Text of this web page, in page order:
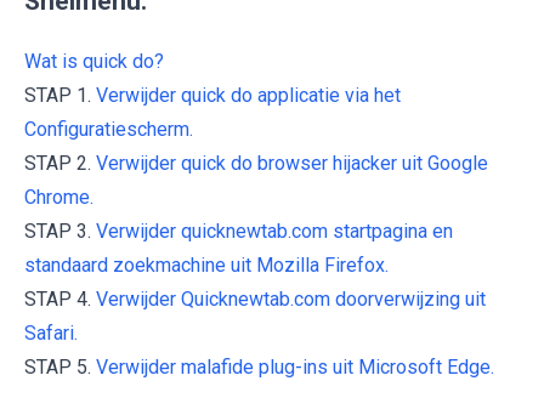
Wat is quick do?
STAP 1. Verwijder quick do applicatie via het
Configuratiescherm.
STAP 2. Verwijder quick do browser hijacker uit Google
Chrome.
STAP 3. Verwijder quicknewtab.com startpagina en
standaard zoekmachine uit Mozilla Firefox.
STAP 4. Verwijder Quicknewtab.com doorverwijzing uit
Safari.
STAP 5. Verwijder malafide plug-ins uit Microsoft Edge.